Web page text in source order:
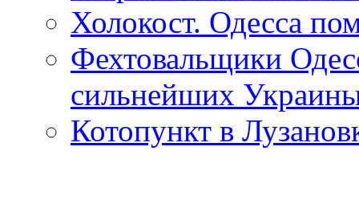
Холокост. Одесса
Фехтовальщики
сильнейших
Котопункт в